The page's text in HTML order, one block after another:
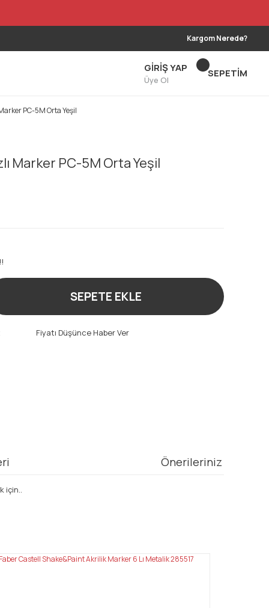
Kargom Nerede?
GİRİŞ YAP
Üye Ol
SEPETİM
PC-5M Orta Yeşil
Marker PC-5M Orta Yeşil
SEPETE EKLE
Fiyatı Düşünce Haber Ver
Önerileriniz